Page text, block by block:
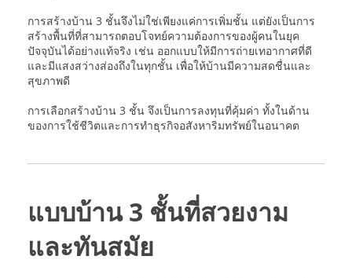
การสร้างบ้าน 3 ชั้นจึงไม่ใช่เพียงแค่การเพิ่มชั้น แต่ยังเป็นการ
สร้างพื้นที่ที่สามารถตอบโจทย์ความต้องการของผู้คนในยุค
ปัจจุบันได้อย่างแท้จริง เช่น ออกแบบให้มีการถ่ายเทอากาศที่ดี
และมีแสงสว่างส่องถึงในทุกชั้น เพื่อให้บ้านมีความสดชื่นและ
สุขภาพดี
การเลือกสร้างบ้าน 3 ชั้น จึงเป็นการลงทุนที่คุ้มค่า ทั้งในด้าน
ของการใช้ชีวิตและการทำธุรกิจอสังหาริมทรัพย์ในอนาคต
แบบบ้าน 3 ชั้นที่สวยงาม
และทันสมัย